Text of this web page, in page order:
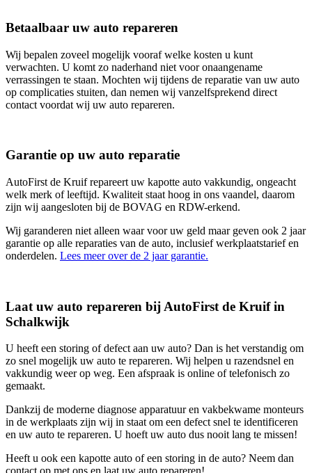
Betaalbaar uw auto repareren
Wij bepalen zoveel mogelijk vooraf welke kosten u kunt
verwachten. U komt zo naderhand niet voor onaangename
verrassingen te staan. Mochten wij tijdens de reparatie van uw auto
op complicaties stuiten, dan nemen wij vanzelfsprekend direct
contact voordat wij uw auto repareren.
Garantie op uw auto reparatie
AutoFirst de Kruif repareert uw kapotte auto vakkundig, ongeacht
welk merk of leeftijd. Kwaliteit staat hoog in ons vaandel, daarom
zijn wij aangesloten bij de BOVAG en RDW-erkend.
Wij garanderen niet alleen waar voor uw geld maar geven ook 2 jaar
garantie op alle reparaties van de auto, inclusief werkplaatstarief en
onderdelen. Lees meer over de 2 jaar garantie.
Laat uw auto repareren bij AutoFirst de Kruif in
Schalkwijk
U heeft een storing of defect aan uw auto? Dan is het verstandig om
zo snel mogelijk uw auto te repareren. Wij helpen u razendsnel en
vakkundig weer op weg. Een afspraak is online of telefonisch zo
gemaakt.
Dankzij de moderne diagnose apparatuur en vakbekwame monteurs
in de werkplaats zijn wij in staat om een defect snel te identificeren
en uw auto te repareren. U hoeft uw auto dus nooit lang te missen!
Heeft u ook een kapotte auto of een storing in de auto? Neem dan